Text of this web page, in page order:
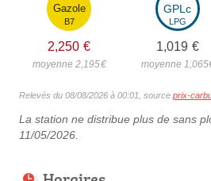
Gazole
B7
2,250 €
moyenne 2,195€
GPLc
LPG
1,019 €
moyenne 1,065
Relevés du 08/08/2026 à 00:01, source prix-
La station ne distribue plus de sans
11/05/2026.